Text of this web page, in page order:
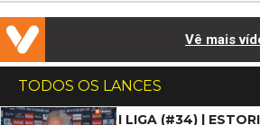
Vê mais
TODOS OS LANCES
I LIGA (#34) |